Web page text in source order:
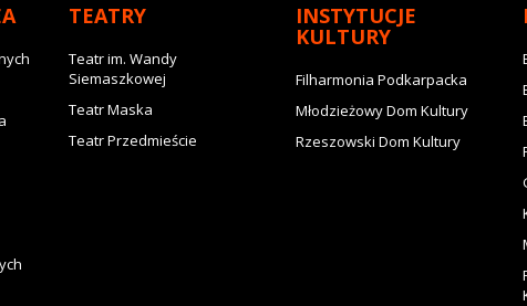
TEATRY
Teatr im. Wandy
Siemaszkowej
Teatr Maska
Teatr Przedmieście
INSTYTUCJE
KULTURY
Filharmonia Podkarpacka
Młodzieżowy Dom Kultury
Rzeszowski Dom Kultury